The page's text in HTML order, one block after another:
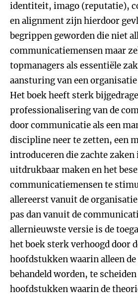
identiteit, imago (reputatie),
en alignment zijn hierdoor
begrippen geworden die niet
communicatiemensen maar
topmanagers als essentiële
aansturing van een
Het boek heeft sterk
professionalisering van de
door communicatie als een
discipline neer te zetten, een
introduceren die zachte zaken
uitdrukbaar maken en het
communicatiemensen te
allereerst vanuit de
pas dan vanuit de
allernieuwste versie is de
het boek sterk verhoogd door
hoofdstukken waarin alleen
behandeld worden, te
hoofdstukken waarin de